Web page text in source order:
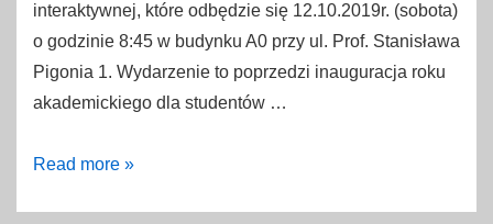
interaktywnej, które odbędzie się 12.10.2019r. (sobota)
o godzinie 8:45 w budynku A0 przy ul. Prof. Stanisława
Pigonia 1. Wydarzenie to poprzedzi inauguracja roku
akademickiego dla studentów …
Inauguracja
Read more »